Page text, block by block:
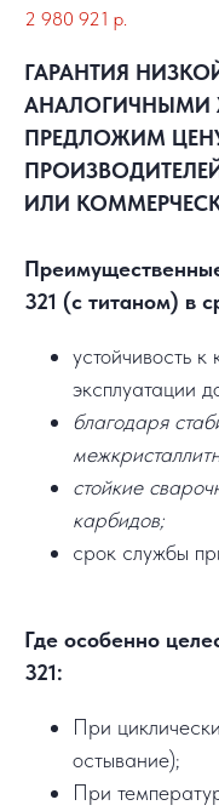
2 980 921 р.
ГАРАНТИЯ
АНАЛОГИЧНЫМИ
ПРЕДЛОЖИМ
ИЛИ
321 (с титаном) в
устойчивость
эксплуатации
благодаря
стойкие
карбидов;
срок службы
Где особенно
321:
При
остывание);
При